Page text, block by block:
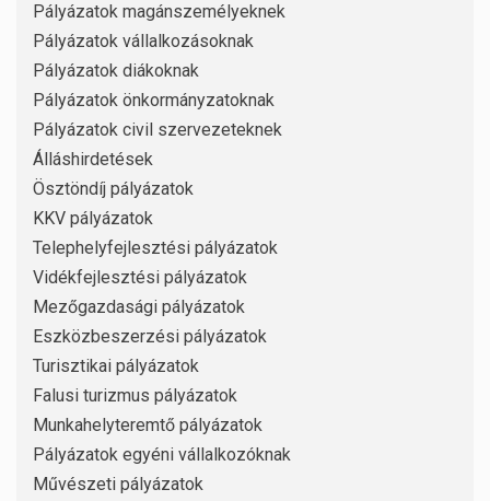
Pályázatok magánszemélyeknek
Pályázatok vállalkozásoknak
Pályázatok diákoknak
Pályázatok önkormányzatoknak
Pályázatok civil szervezeteknek
Álláshirdetések
Ösztöndíj pályázatok
KKV pályázatok
Telephelyfejlesztési pályázatok
Vidékfejlesztési pályázatok
Mezőgazdasági pályázatok
Eszközbeszerzési pályázatok
Turisztikai pályázatok
Falusi turizmus pályázatok
Munkahelyteremtő pályázatok
Pályázatok egyéni vállalkozóknak
Művészeti pályázatok